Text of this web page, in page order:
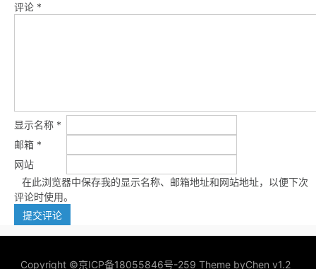
评论 *
显示名称 *
邮箱 *
网站
在此浏览器中保存我的显示名称、邮箱地址和网站地址，以便下次
评论时使用。
Copyright ©京ICP备18055846号-259 Theme byChen v1.2